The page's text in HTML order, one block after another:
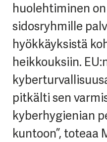
huolehtiminen
sidosryhmille
hyökkäyksistä
heikkouksiin.
pitkälti sen
kyberhygienian
kuntoon”, toteaa